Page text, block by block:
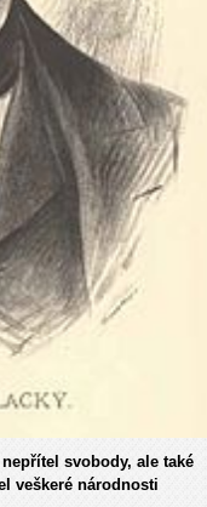
svobody, ale také
veškeré národnosti